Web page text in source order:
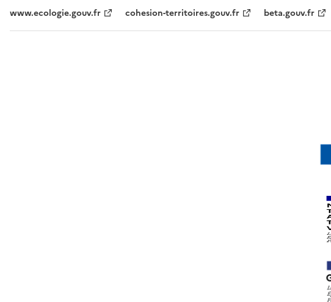
www.ecologie.gouv.fr cohesion-territoires.gouv.fr beta.gouv.fr